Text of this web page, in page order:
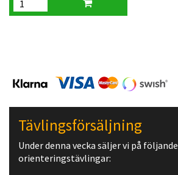
Tävlingsförsäljning
Under denna vecka säljer vi på följande
orienteringstävlingar: